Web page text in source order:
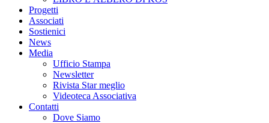
Progetti
Associati
Sostienici
News
Media
Ufficio Stampa
Newsletter
Rivista Star meglio
Videoteca Associativa
Contatti
Dove Siamo